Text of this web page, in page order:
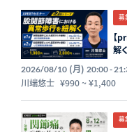
募
【
解
2026/08/10(月) 20:00 -
川端悠士 ¥990~¥1,400
募